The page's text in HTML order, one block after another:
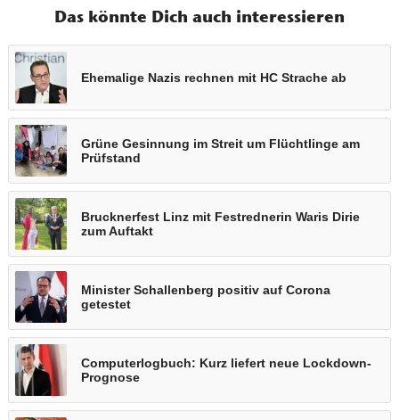
Das könnte Dich auch interessieren
Ehemalige Nazis rechnen mit HC Strache ab
Grüne Gesinnung im Streit um Flüchtlinge am
Prüfstand
Brucknerfest Linz mit Festrednerin Waris Dirie
zum Auftakt
Minister Schallenberg positiv auf Corona
getestet
Computerlogbuch: Kurz liefert neue Lockdown-
Prognose